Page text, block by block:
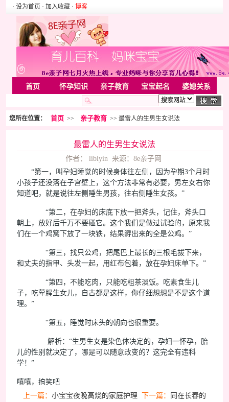
· 设为首页 · 加入收藏 · 博客
首页 怀孕知识 亲子教育 宝宝起名 婆媳关系
胎教音乐 家居 亲子游戏
美容化装 Rss
您所在位置： 首页 >> 亲子教育 >> 最雷人的生男生女说法
最雷人的生男生女说法
作者： libiyin 来源：8e亲子网
“第一，叫孕妇睡觉的时候身体往左侧，因为孕期3个月时
小孩子还没落在子宫壁上，这个方法非常有必要，男左女右你
知道吧，就是说往左侧睡生男孩，往右侧睡生女孩。”
“第二，在孕妇的床底下放一把斧头，记住，斧头口
朝上，放好后千万不要碰它。这个我们是做过试验的，原来我
们在一个鸡窝下放了一块铁，结果孵出来的全是公鸡。”
“第三，找只公鸡，把尾巴上最长的三根毛拔下来，
和丈夫的指甲、头发一起，用红布包着，放在孕妇床单下。”
“第四，不能吃肉，只能吃粗茶淡饭。吃素食生儿
子，吃荤腥生女儿，自古都是这样，你仔细想想是不是这个道
理。”
“第五，睡觉时床头的朝向也很重要。
解析：“生男生女是染色体决定的，孕妇一怀孕，胎
儿的性别就决定了，哪是可以随意改变的？这完全有违科
学！”
嘻嘻，搞笑吧
上一篇： 小宝宝夜晚高烧的家庭护理 下一篇：
同在长春的